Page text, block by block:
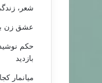
شعر،
عشق زن
حکم
بازدید
میانمار